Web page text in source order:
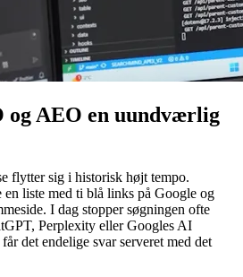
AEO en uundværlig
flytter sig i historisk højt tempo.
en liste med ti blå links på Google og
I dag stopper søgningen ofte
Perplexity eller Googles AI
det endelige svar serveret med det